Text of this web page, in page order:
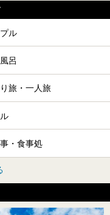
ル
呂
旅・一人旅
・食事処